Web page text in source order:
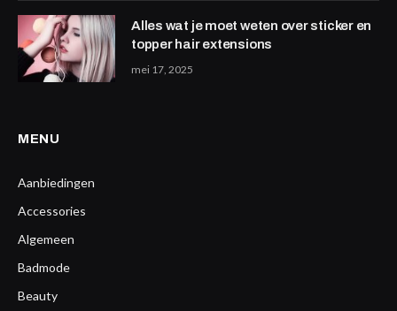
Alles wat je moet weten over sticker en
topper hair extensions
mei 17, 2025
MENU
Aanbiedingen
Accessories
Algemeen
Badmode
Beauty